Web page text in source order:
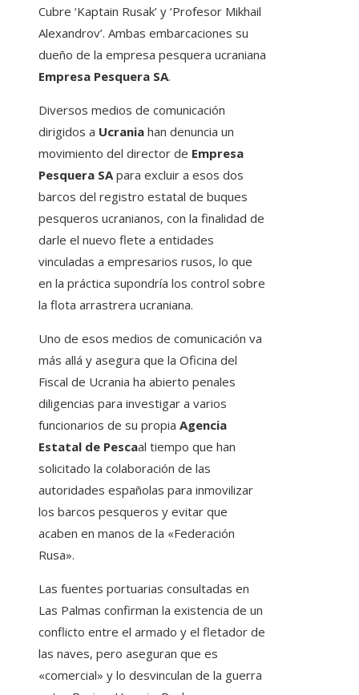
Cubre ‘Kaptain Rusak’ y ‘Profesor Mikhail
Alexandrov’. Ambas embarcaciones su
dueño de la empresa pesquera ucraniana
Empresa Pesquera SA.
Diversos medios de comunicación
dirigidos a Ucrania han denuncia un
movimiento del director de Empresa
Pesquera SA para excluir a esos dos
barcos del registro estatal de buques
pesqueros ucranianos, con la finalidad de
darle el nuevo flete a entidades
vinculadas a empresarios rusos, lo que
en la práctica supondría los control sobre
la flota arrastrera ucraniana.
Uno de esos medios de comunicación va
más allá y asegura que la Oficina del
Fiscal de Ucrania ha abierto penales
diligencias para investigar a varios
funcionarios de su propia Agencia
Estatal de Pescaal tiempo que han
solicitado la colaboración de las
autoridades españolas para inmovilizar
los barcos pesqueros y evitar que
acaben en manos de la «Federación
Rusa».
Las fuentes portuarias consultadas en
Las Palmas confirman la existencia de un
conflicto entre el armado y el fletador de
las naves, pero aseguran que es
«comercial» y lo desvinculan de la guerra